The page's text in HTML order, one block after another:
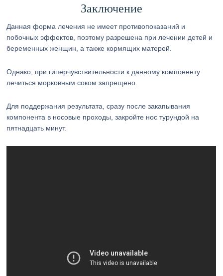
Заключение
Данная форма лечения не имеет противопоказаний и
побочных эффектов, поэтому разрешена при лечении детей и
беременных женщин, а также кормящих матерей.
Однако, при гиперчувствительности к данному компоненту
лечиться морковным соком запрещено.
Для поддержания результата, сразу после закапывания
компонента в носовые проходы, закройте нос турундой на
пятнадцать минут.